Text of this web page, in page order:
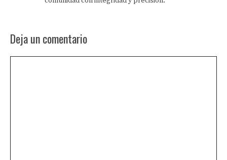
Deja un comentario